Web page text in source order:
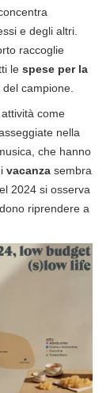
e degli altri.
raccoglie
le spese per la
del campione.
attività come
nella
che hanno
vacanza sembra
2024 si osserva
riprendere a